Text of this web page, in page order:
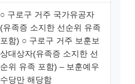
○ 구로구 거주 국가유공자
(유족증 소지한 선순위 유족
포함) ○ 구로구 거주 보훈보
상대상자(유족증 소지한 선
순위 유족 포함) – 보훈예우
수당만 해당함